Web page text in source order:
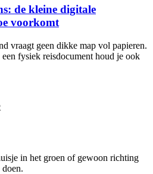
de kleine digitale
voorkomt
vraagt geen dikke map vol papieren.
fysiek reisdocument houd je ook
in het groen of gewoon richting